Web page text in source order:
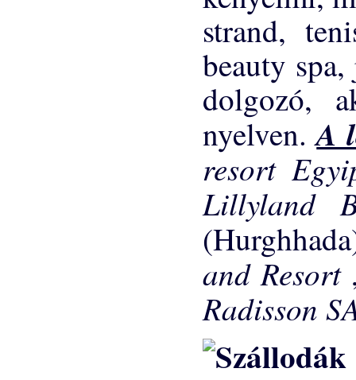
strand,
beauty
dolgozó,
nyelven.A
resort
Lillyland
and Resort
Radisson